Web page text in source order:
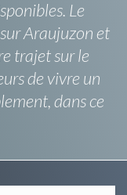
Le
Araujuzon et
trajet sur le
de vivre un
dans ce